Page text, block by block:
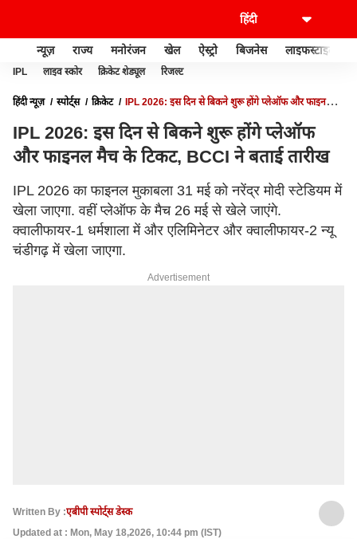
न्यूज़ राज्य मनोरंजन खेल ऐस्ट्रो बिजनेस लाइफस्टाइल
IPL लाइव स्कोर क्रिकेट शेड्यूल रिजल्ट
हिंदी न्यूज़ स्पोर्ट्स क्रिकेट
IPL 2026: इस दिन से बिकने शुरू होंगे प्लेऑफ और फाइनल
IPL 2026: इस दिन से बिकने शुरू होंगे प्लेऑफ
और फाइनल मैच के टिकट, BCCI ने बताई तारीख
IPL 2026 का फाइनल मुकाबला 31 मई को नरेंद्र मोदी स्टेडियम में
खेला जाएगा. वहीं प्लेऑफ के मैच 26 मई से खेले जाएंगे.
क्वालीफायर-1 धर्मशाला में और एलिमिनेटर और क्वालीफायर-2 न्यू
चंडीगढ़ में खेला जाएगा.
Advertisement
Written By :एबीपी स्पोर्ट्स डेस्क
Updated at : Mon, May 18,2026, 10:44 pm (IST)